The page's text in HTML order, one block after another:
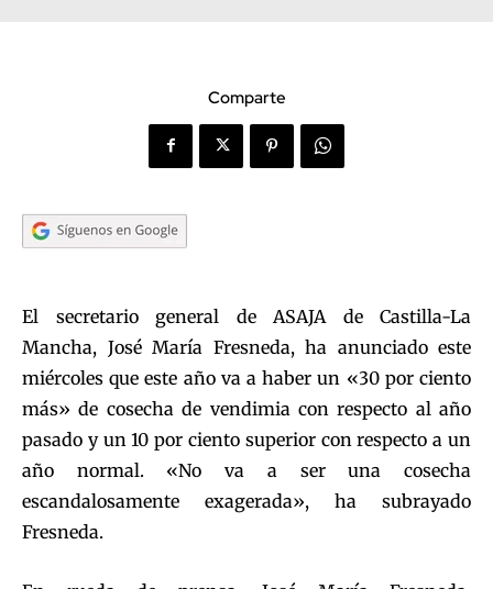
Comparte
El secretario general de ASAJA de Castilla-La
Mancha, José María Fresneda, ha anunciado este
miércoles que este año va a haber un «30 por ciento
más» de cosecha de vendimia con respecto al año
pasado y un 10 por ciento superior con respecto a un
año normal. «No va a ser una cosecha
escandalosamente exagerada», ha subrayado
Fresneda.